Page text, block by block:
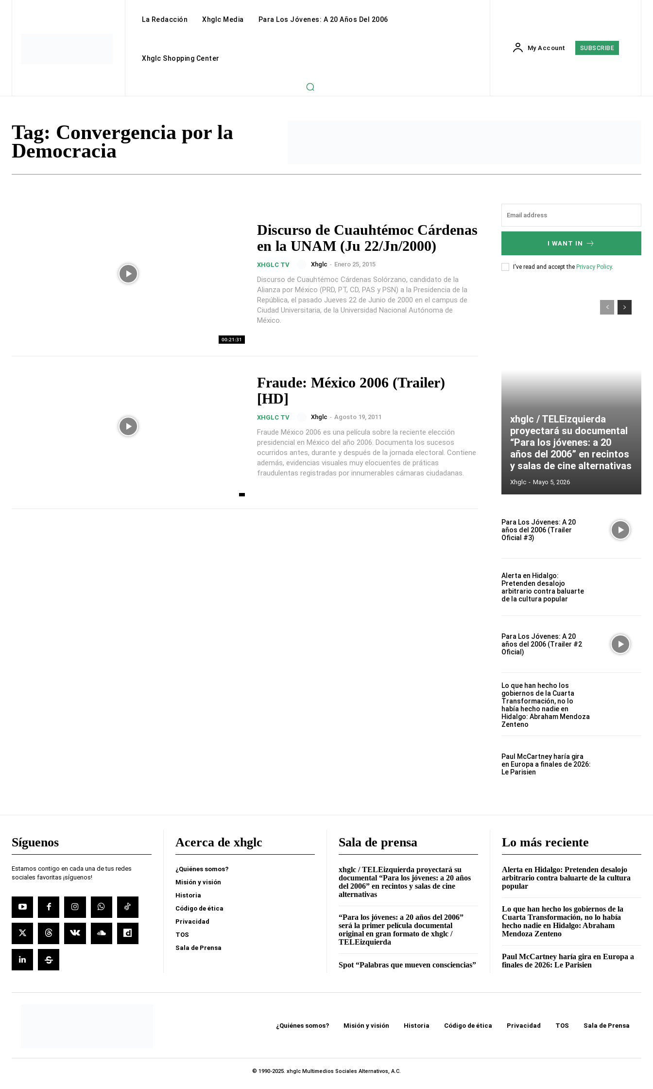
La Redacción Xhglc Media Para Los Jóvenes: A 20 Años Del 2006
Xhglc Shopping Center
My Account SUBSCRIBE
Tag: Convergencia por la
Democracia
00:21:31
Discurso de Cuauhtémoc Cárdenas
en la UNAM (Ju 22/Jn/2000)
XHGLC TV Xhglc - Enero 25, 2015
Discurso de Cuauhtémoc Cárdenas Solórzano, candidato de la
Alianza por México (PRD, PT, CD, PAS y PSN) a la Presidencia de la
República, el pasado Jueves 22 de Junio de 2000 en el campus de
Ciudad Universitaria, de la Universidad Nacional Autónoma de
México.
Fraude: México 2006 (Trailer)
[HD]
XHGLC TV Xhglc - Agosto 19, 2011
Fraude México 2006 es una película sobre la reciente elección
presidencial en México del año 2006. Documenta los sucesos
ocurridos antes, durante y después de la jornada electoral. Contiene
además, evidencias visuales muy elocuentes de práticas
fraudulentas registradas por innumerables cámaras ciudadanas.
I WANT IN
I've read and accept the Privacy Policy.
xhglc / TELEizquierda
proyectará su documental
“Para los jóvenes: a 20
años del 2006” en recintos
y salas de cine alternativas
Xhglc - Mayo 5, 2026
Para Los Jóvenes: A 20
años del 2006 (Trailer
Oficial #3)
Alerta en Hidalgo:
Pretenden desalojo
arbitrario contra baluarte
de la cultura popular
Para Los Jóvenes: A 20
años del 2006 (Trailer #2
Oficial)
Lo que han hecho los
gobiernos de la Cuarta
Transformación, no lo
había hecho nadie en
Hidalgo: Abraham Mendoza
Zenteno
Paul McCartney haría gira
en Europa a finales de 2026:
Le Parisien
Síguenos
Estamos contigo en cada una de tus redes
sociales favoritas ¡síguenos!
Acerca de xhglc
¿Quiénes somos?
Misión y visión
Historia
Código de ética
Privacidad
TOS
Sala de Prensa
Sala de prensa
xhglc / TELEizquierda proyectará su
documental “Para los jóvenes: a 20 años
del 2006” en recintos y salas de cine
alternativas
“Para los jóvenes: a 20 años del 2006”
será la primer película documental
original en gran formato de xhglc /
TELEizquierda
Spot “Palabras que mueven consciencias”
Lo más reciente
Alerta en Hidalgo: Pretenden desalojo
arbitrario contra baluarte de la cultura
popular
Lo que han hecho los gobiernos de la
Cuarta Transformación, no lo había
hecho nadie en Hidalgo: Abraham
Mendoza Zenteno
Paul McCartney haría gira en Europa a
finales de 2026: Le Parisien
¿Quiénes somos? Misión y visión Historia Código de ética Privacidad TOS Sala de Prensa
© 1990-2025. xhglc Multimedios Sociales Alternativos, A.C.